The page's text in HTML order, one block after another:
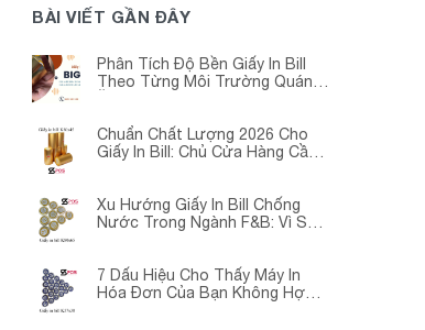
BÀI VIẾT GẦN ĐÂY
Phân Tích Độ Bền Giấy In Bill
Theo Từng Môi Trường Quán
Chuẩn Chất Lượng 2026 Cho
Giấy In Bill: Chủ Cửa Hàng Cần
Xu Hướng Giấy In Bill Chống
Nước Trong Ngành F&B: Vì Sao
7 Dấu Hiệu Cho Thấy Máy In
Hóa Đơn Của Bạn Không Hợp